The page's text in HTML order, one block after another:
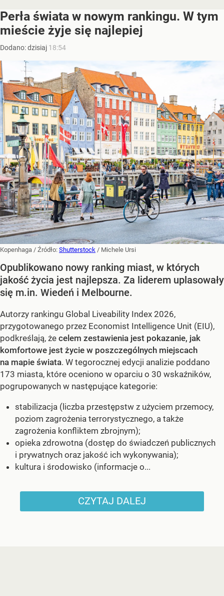
Perła świata w nowym rankingu. W tym
mieście żyje się najlepiej
Dodano:dzisiaj 18:54
Kopenhaga / Źródło: Shutterstock / Michele Ursi
Opublikowano nowy ranking miast, w których
jakość życia jest najlepsza. Za liderem uplasowały
się m.in. Wiedeń i Melbourne.
Autorzy rankingu Global Liveability Index 2026,
przygotowanego przez Economist Intelligence Unit (EIU),
podkreślają, że celem zestawienia jest pokazanie, jak
komfortowe jest życie w poszczególnych miejscach
na mapie świata. W tegorocznej edycji analizie poddano
173 miasta, które oceniono w oparciu o 30 wskaźników,
pogrupowanych w następujące kategorie:
stabilizacja (liczba przestępstw z użyciem przemocy,
poziom zagrożenia terrorystycznego, a także
zagrożenia konfliktem zbrojnym);
opieka zdrowotna (dostęp do świadczeń publicznych
i prywatnych oraz jakość ich wykonywania);
kultura i środowisko (informacje o...
CZYTAJ DALEJ